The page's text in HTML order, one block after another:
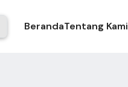
BerandaTentang Kami